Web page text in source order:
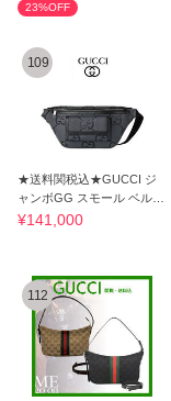
23%OFF
109
★送料関税込★GUCCI ジ
ャンボGG スモール ベルト
バッグ
¥141,000
112